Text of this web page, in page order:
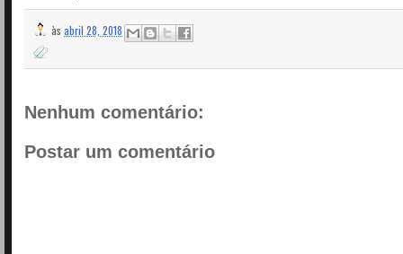
às abril 28, 2018
Nenhum comentário:
Postar um comentário